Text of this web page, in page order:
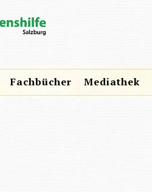
Fachbücher Mediathek